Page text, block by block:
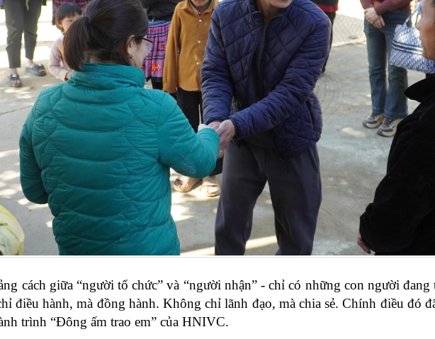
cách giữa “người tổ chức” và “người nhận” - chỉ có những con người đang
điều hành, mà đồng hành. Không chỉ lãnh đạo, mà chia sẻ. Chính điều đó
trình “Đông ấm trao em” của HNIVC.